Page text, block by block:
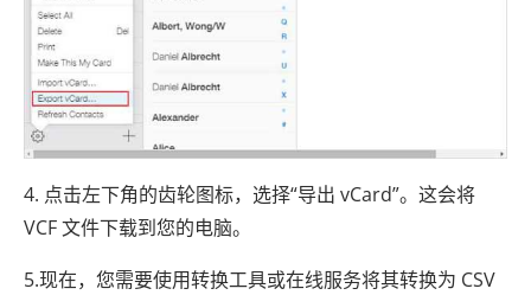
4. 点击左下角的齿轮图标，选择“导出 vCard”。这会将
VCF 文件下载到您的电脑。
5.现在，您需要使用转换工具或在线服务将其转换为 CSV